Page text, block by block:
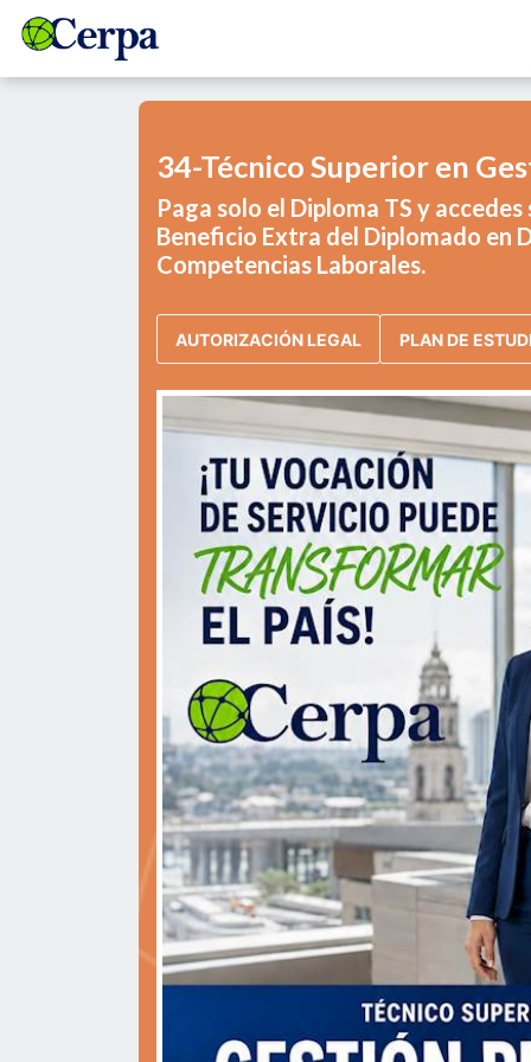
34-Técnico Superior en
Paga solo el Diploma TS y
Beneficio Extra del Diplomado en
Competencias Laborales.
AUTORIZACIÓN LEGAL PLAN DE